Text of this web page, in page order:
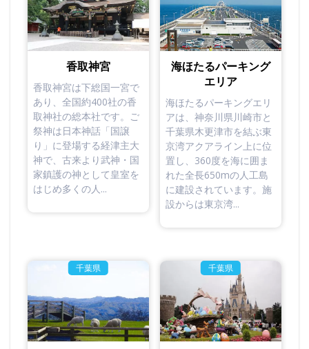
香取神宮
香取神宮は下総国一宮で
あり、全国約400社の香
取神社の総本社です。ご
祭神は日本神話「国譲
り」に登場する経津主大
神で、古来より武神・国
家鎮護の神として皇室を
はじめ多くの人...
海ほたるパーキング
エリア
海ほたるパーキングエリ
アは、神奈川県川崎市と
千葉県木更津市を結ぶ東
京湾アクアライン上に位
置し、360度を海に囲ま
れた全長650mの人工島
に建設されています。施
設からは東京湾...
千葉県 千葉県